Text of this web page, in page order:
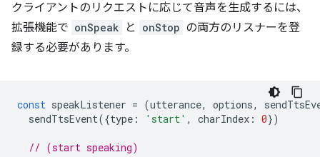
クライアントのリクエストに応じて音声を生成するには、
拡張機能で onSpeak と onStop の両方のリスナーを登
録する必要があります。
const speakListener = (utterance, options,
sendTtsEvent({type : 'start' , charIndex : 0})
// (start speaking)